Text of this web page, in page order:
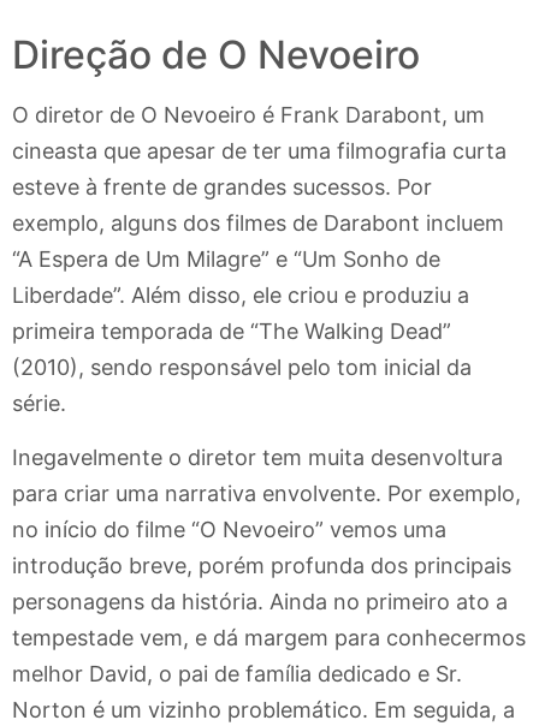
Direção de O Nevoeiro
O diretor de O Nevoeiro é Frank Darabont, um
cineasta que apesar de ter uma filmografia curta
esteve à frente de grandes sucessos. Por
exemplo, alguns dos filmes de Darabont incluem
“A Espera de Um Milagre” e “Um Sonho de
Liberdade”. Além disso, ele criou e produziu a
primeira temporada de “The Walking Dead”
(2010), sendo responsável pelo tom inicial da
série.
Inegavelmente o diretor tem muita desenvoltura
para criar uma narrativa envolvente. Por exemplo,
no início do filme “O Nevoeiro” vemos uma
introdução breve, porém profunda dos principais
personagens da história. Ainda no primeiro ato a
tempestade vem, e dá margem para conhecermos
melhor David, o pai de família dedicado e Sr.
Norton é um vizinho problemático. Em seguida, a